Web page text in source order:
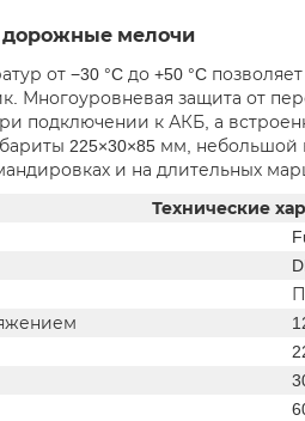
дорожные мелочи
от −30 °C до +50 °C
Многоуровневая защита от
подключении к АКБ, а
225×30×85 мм,
и на длительных
Технические